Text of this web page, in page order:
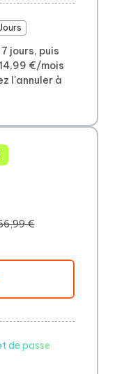
jours, puis
€/mois
l'annuler à
€
de passe